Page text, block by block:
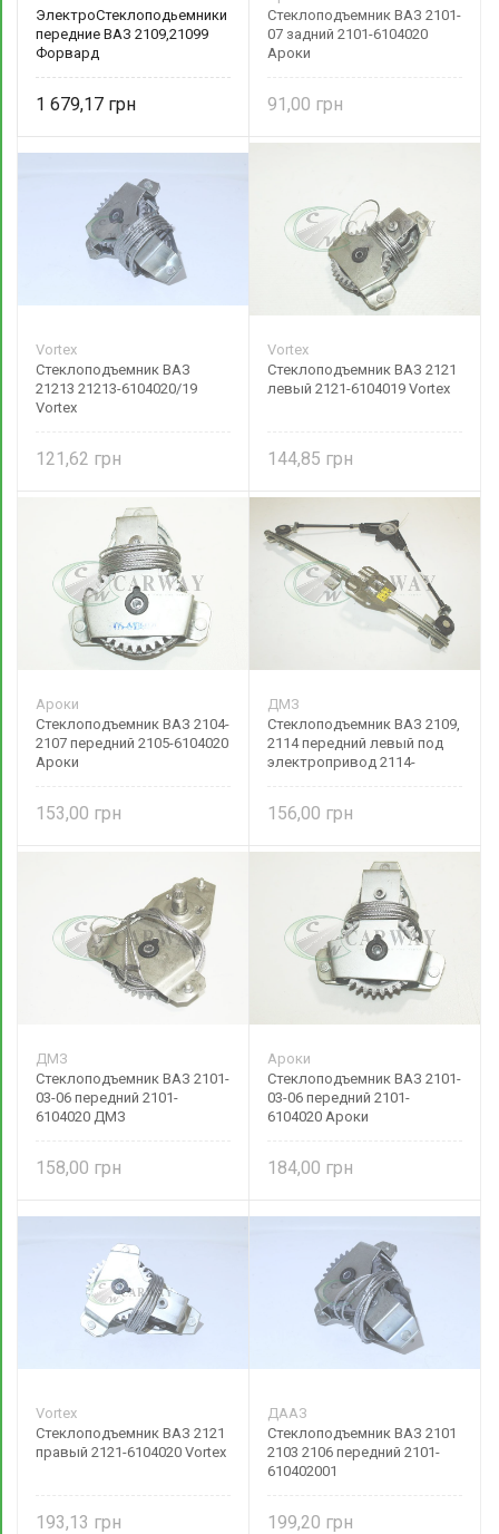
ЭлектроСтеклоподьемники
передние ВАЗ 2109,21099
Форвард
1 679,17
Стеклоподъемник ВАЗ 2101-
07 задний 2101-6104020
Ароки
91,00
Vortex
Стеклоподъемник ВАЗ
21213 21213-6104020/19
Vortex
121,62
Vortex
Стеклоподъемник ВАЗ 2121
левый 2121-6104019 Vortex
144,85
Ароки
Стеклоподъемник ВАЗ 2104-
2107 передний 2105-6104020
Ароки
153,00
ДМЗ
Стеклоподъемник ВАЗ 2109,
2114 передний левый под
электропривод 2114-
156,00
ДМЗ
Стеклоподъемник ВАЗ 2101-
03-06 передний 2101-
6104020 ДМЗ
158,00
Ароки
Стеклоподъемник ВАЗ 2101-
03-06 передний 2101-
6104020 Ароки
184,00
Vortex
Стеклоподъемник ВАЗ 2121
правый 2121-6104020 Vortex
193,13
ДААЗ
Стеклоподъемник ВАЗ 2101
2103 2106 передний 2101-
610402001
199,20